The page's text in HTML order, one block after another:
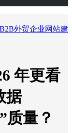
外贸企业网站建
年更看
据
质量？